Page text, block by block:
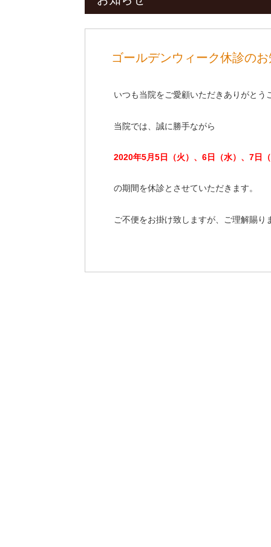
ゴールデンウィーク休診の
いつも当院をご愛顧いただきありがとう
当院では、誠に勝手ながら
2020年5月5日（火）、6日（水）、7日
の期間を休診とさせていただきます。
ご不便をお掛け致しますが、ご理解賜り